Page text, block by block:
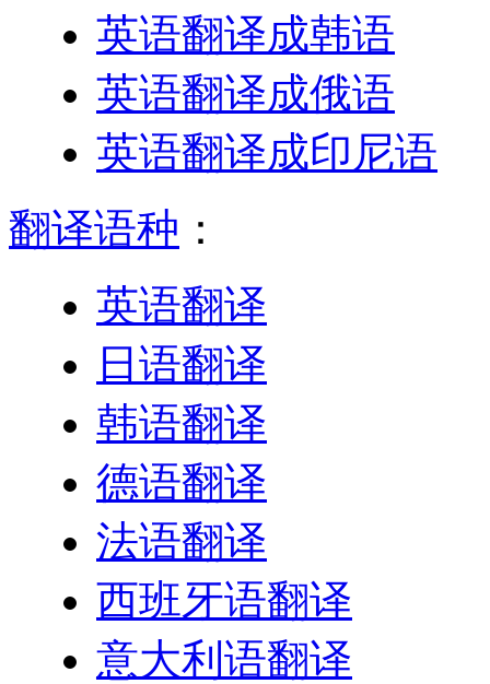
英语翻译成韩语
英语翻译成俄语
英语翻译成印尼语
翻译语种 ：
英语翻译
日语翻译
韩语翻译
德语翻译
法语翻译
西班牙语翻译
意大利语翻译